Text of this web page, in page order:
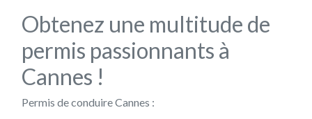
Obtenez une multitude de
permis passionnants à
Cannes !
Permis de conduire Cannes :